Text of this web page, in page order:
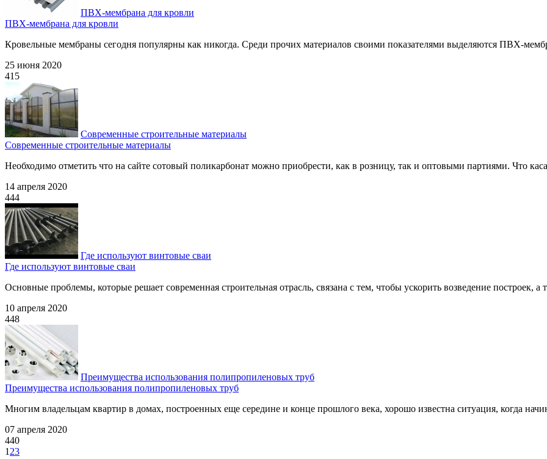
ПВХ-мембрана для кровли
ПВХ-мембрана для кровли
Кровельные мембраны сегодня популярны как никогда. Среди прочих материалов своими показателями выделяются ПВХ-
25 июня 2020
415
Современные строительные материалы
Современные строительные материалы
Необходимо отметить что на сайте сотовый поликарбонат можно приобрести, как в розницу, так и оптовыми партиями. Что
14 апреля 2020
444
Где используют винтовые сваи
Где используют винтовые сваи
Основные проблемы, которые решает современная строительная отрасль, связана с тем, чтобы ускорить возведение построек, а
10 апреля 2020
448
Преимущества использования полипропиленовых труб
Преимущества использования полипропиленовых труб
Многим владельцам квартир в домах, построенных еще середине и конце прошлого века, хорошо известна ситуация, когда
07 апреля 2020
440
1 23